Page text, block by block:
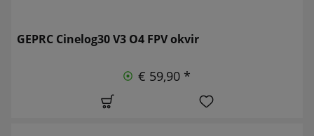
GEPRC Cinelog30 V3 O4 FPV okvir
€ 59,90 *